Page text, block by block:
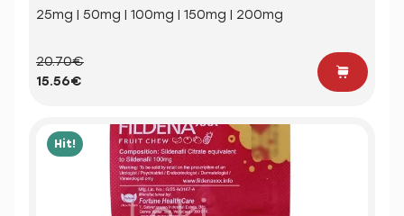
25mg | 50mg | 100mg | 150mg | 200mg
20.70€
15.56€
Hit!